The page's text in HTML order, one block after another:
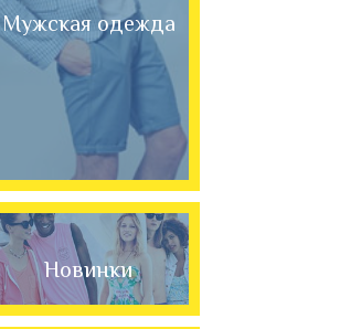
Мужская одежда
Новинки